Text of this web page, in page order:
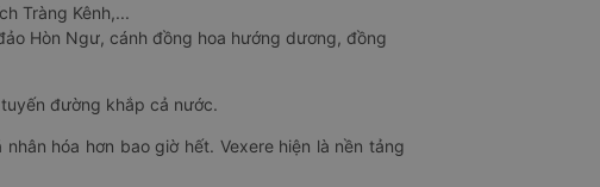
Tràng Kênh,...
Hòn Ngư, cánh đồng hoa hướng dương, đồng
đường khắp cả nước.
hóa hơn bao giờ hết. Vexere hiện là nền tảng